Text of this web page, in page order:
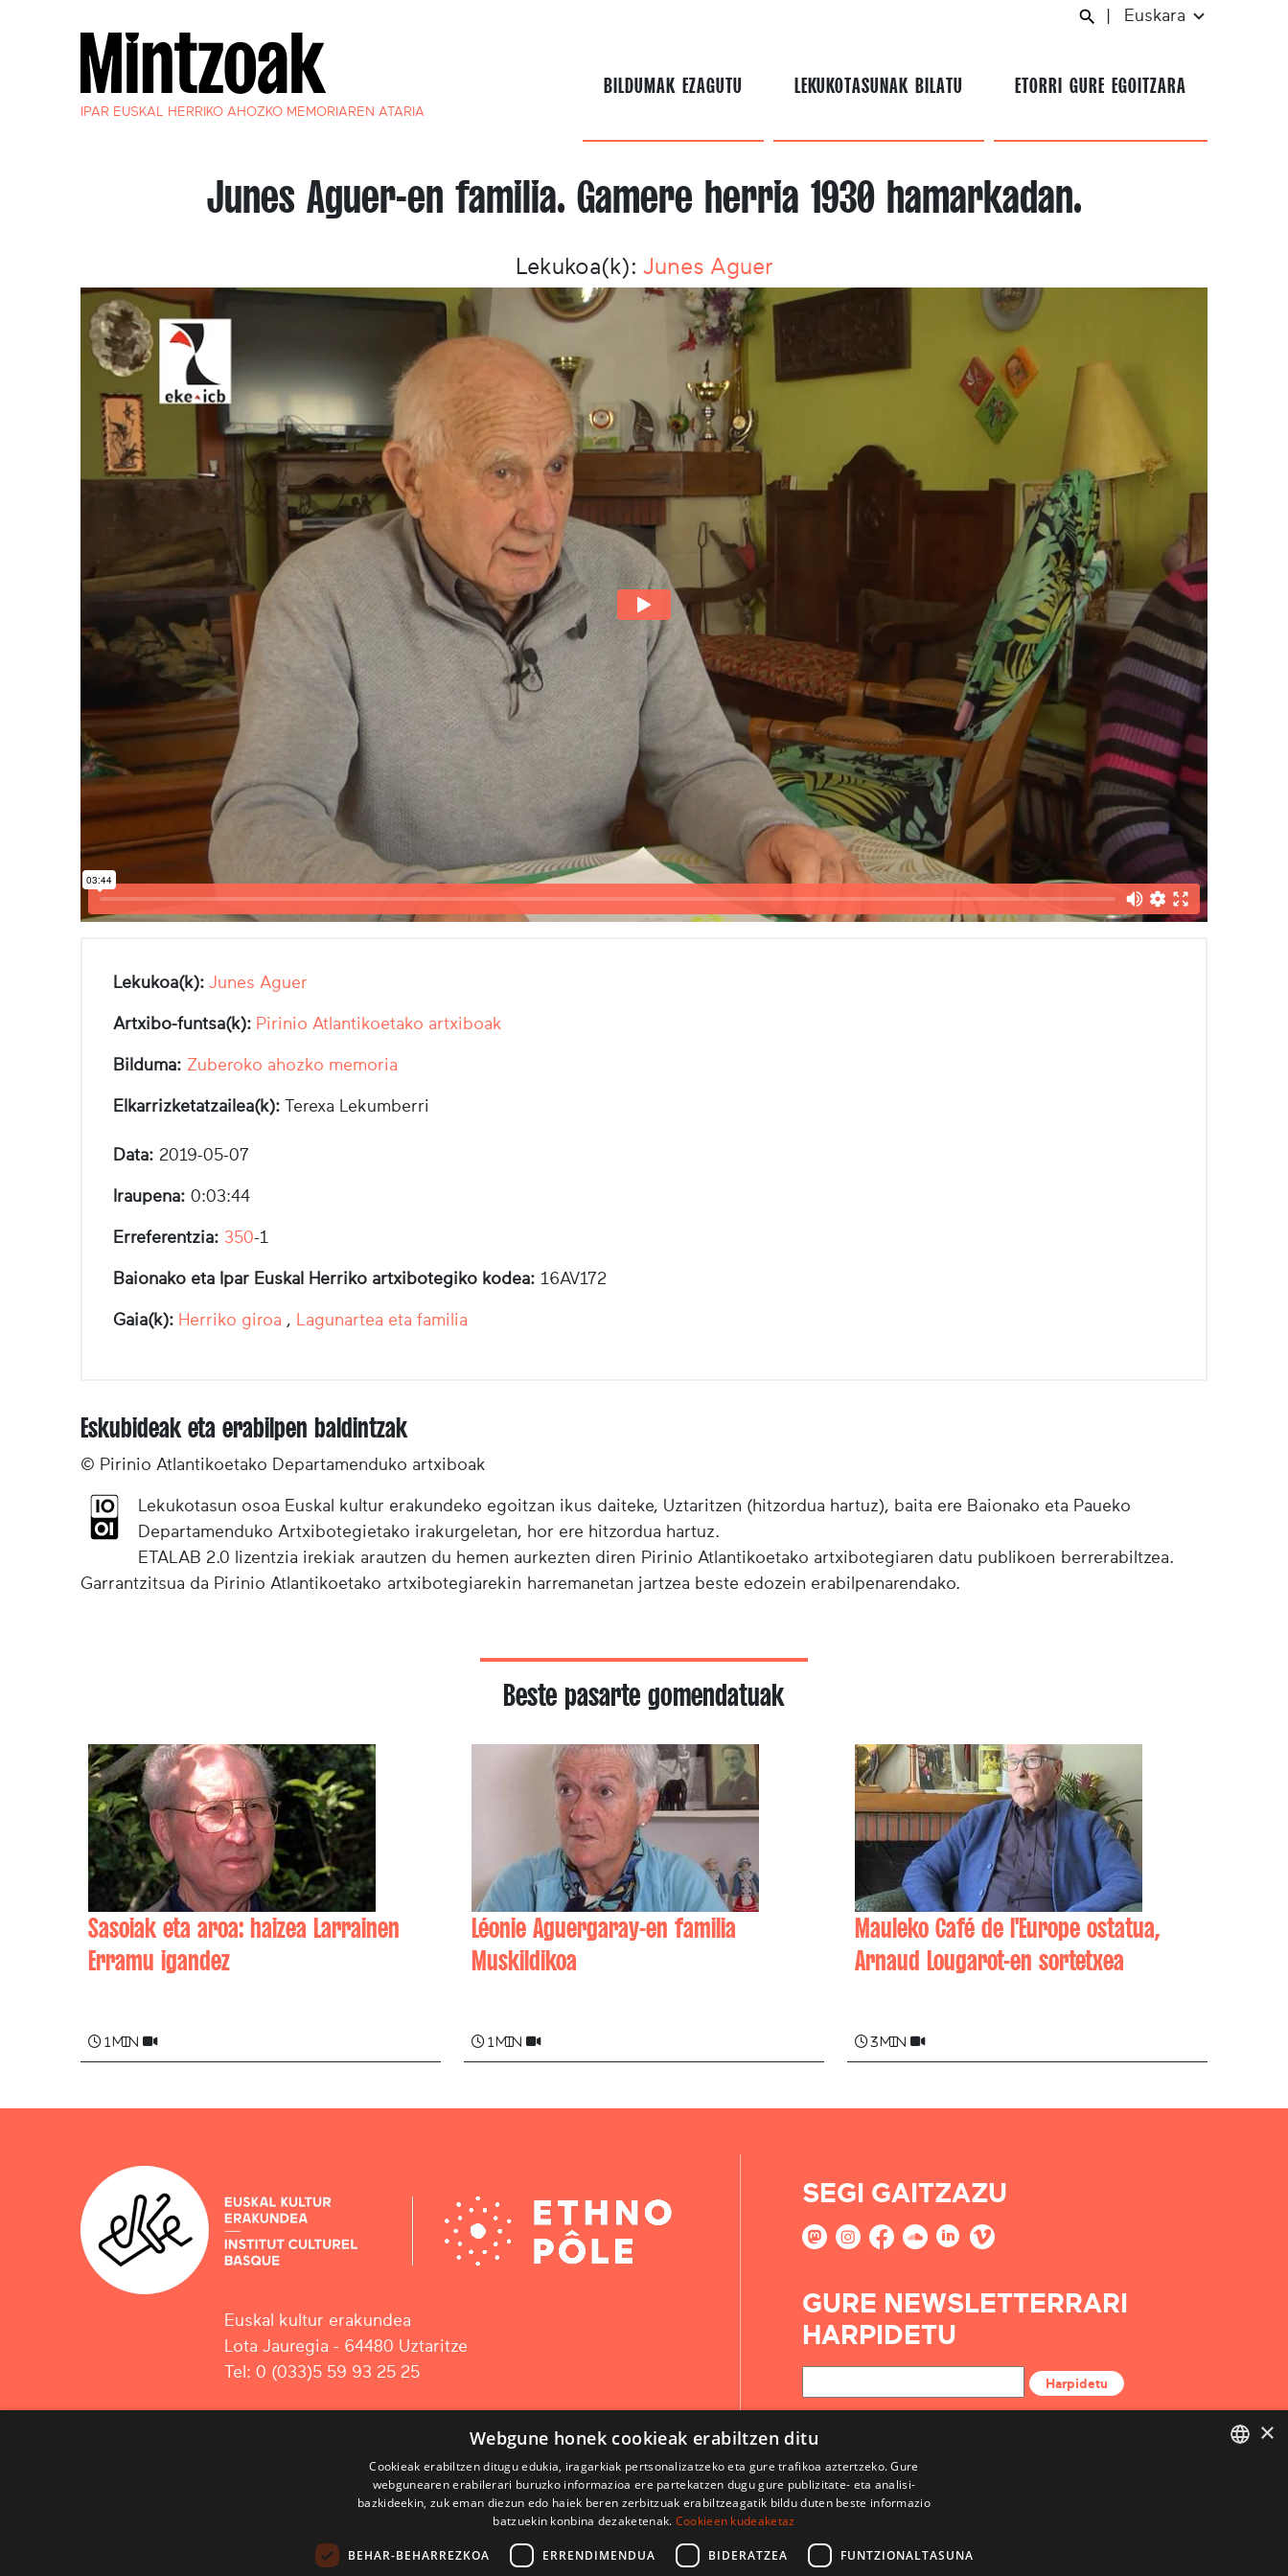
IPAR EUSKAL HERRIKO AHOZKO MEMORIAREN ATARIA
Euskara
BILDUMAK EZAGUTU LEKUKOTASUNAK BILATU ETORRI GURE EGOITZARA
Junes Aguer-en familia. Gamere herria 1930 hamarkadan.
Lekukoa(k): Junes Aguer
Lekukoa(k): Junes Aguer
Artxibo-funtsa(k): Pirinio Atlantikoetako artxiboak
Bilduma: Zuberoko ahozko memoria
Elkarrizketatzailea(k): Terexa Lekumberri
Data: 2019-05-07
Iraupena: 0:03:44
Erreferentzia: 350-1
Baionako eta Ipar Euskal Herriko artxibotegiko kodea: 16AV172
Gaia(k): Herriko giroa , Lagunartea eta familia
Eskubideak eta erabilpen baldintzak
© Pirinio Atlantikoetako Departamenduko artxiboak
Lekukotasun osoa Euskal kultur erakundeko egoitzan ikus daiteke, Uztaritzen (hitzordua hartuz), baita ere Baionako eta Paueko
Departamenduko Artxibotegietako irakurgeletan, hor ere hitzordua hartuz.
ETALAB 2.0 lizentzia irekiak arautzen du hemen aurkezten diren Pirinio Atlantikoetako artxibotegiaren datu publikoen berrerabiltzea.
Garrantzitsua da Pirinio Atlantikoetako artxibotegiarekin harremanetan jartzea beste edozein erabilpenarendako.
Beste pasarte gomendatuak
Sasoiak eta aroa: haizea Larrainen
Erramu igandez
1 min
Léonie Aguergaray-en familia
Muskildikoa
1 min
Mauleko Café de l'Europe ostatua,
Arnaud Lougarot-en sortetxea
3 min
Euskal kultur erakundea
Lota Jauregia - 64480 Uztaritze
Tel: 0 (033)5 59 93 25 25
SEGI GAITZAZU
GURE NEWSLETTERRARI
HARPIDETU
Harpidetu
×
Webgune honek cookieak erabiltzen ditu
Cookieak erabiltzen ditugu edukia, iragarkiak pertsonalizatzeko eta gure trafikoa aztertzeko. Gure
webgunearen erabilerari buruzko informazioa ere partekatzen dugu gure publizitate- eta analisi-
bazkideekin, zuk eman diezun edo haiek beren zerbitzuak erabiltzeagatik bildu duten beste informazio
batzuekin konbina dezaketenak. Cookieen kudeaketaz
BEHAR-BEHARREZKOA ERRENDIMENDUA BIDERATZEA FUNTZIONALTASUNA